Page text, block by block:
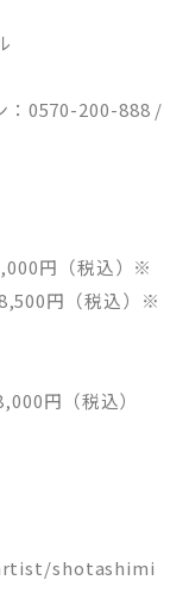
：0570-200-888 /
円（税込）※
円（税込）※
円（税込）
shotashimi